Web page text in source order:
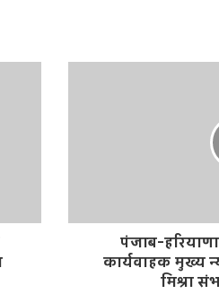
पंजाब-
कार्यवाहक मुख्य
मिश्रा